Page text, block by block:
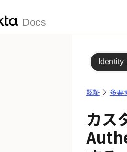
Docs
Identity
認証 多要
カス